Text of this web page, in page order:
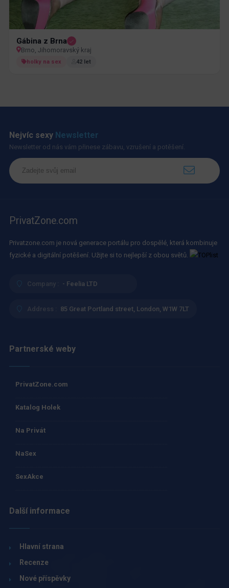
Gábina z Brna
Brno, Jihomoravský kraj
holky na sex 42 let
Nejvíc sexy Newsletter
Newsletter od nás vám přinese zábavu, vzrušení a potěšení.
PrivatZone.com
Privatzone.com je nová generace portálu pro dospělé, která kombinuje
fyzické a digitální potěšení. Užijte si to nejlepší z obou světů.
Company : - Feelia LTD
Address : 85 Great Portland street, London, W1W 7LT
Partnerské weby
PrivatZone.com
Katalog Holek
Na Privát
NaSex
SexAkce
Další informace
Hlavní strana
Recenze
Nové příspěvky